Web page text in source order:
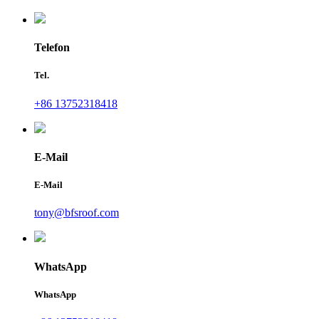
Telefon
Tel.
+86 13752318418
E-Mail
E-Mail
tony@bfsroof.com
WhatsApp
WhatsApp